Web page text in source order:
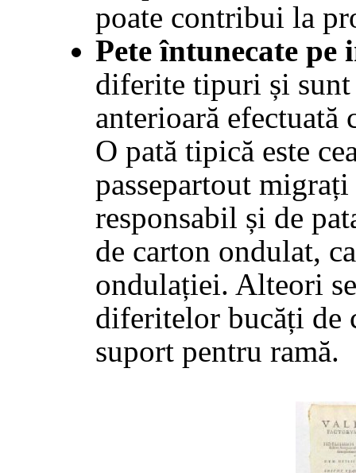
poate contribui la
Pete întunecate pe
diferite tipuri și sunt
anterioară efectuată
O pată tipică este
passepartout
responsabil și de
de carton ondulat,
ondulației. Alteori
diferitelor bucăți de
suport pentru ramă.